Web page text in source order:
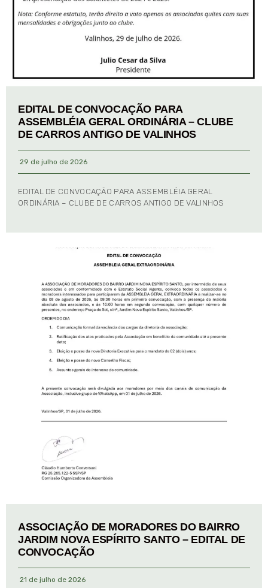
EDITAL DE CONVOCAÇÃO PARA
ASSEMBLÉIA GERAL ORDINÁRIA – CLUBE
DE CARROS ANTIGO DE VALINHOS
29 de julho de 2026
EDITAL DE CONVOCAÇÃO PARA ASSEMBLÉIA GERAL
ORDINÁRIA – CLUBE DE CARROS ANTIGO DE VALINHOS
ASSOCIAÇÃO DE MORADORES DO BAIRRO
JARDIM NOVA ESPÍRITO SANTO – EDITAL DE
CONVOCAÇÃO
21 de julho de 2026